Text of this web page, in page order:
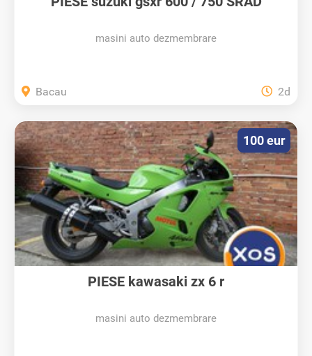
masini auto dezmembrare
Bacau 2d
PIESE kawasaki zx 6 r
masini auto dezmembrare
100 eur